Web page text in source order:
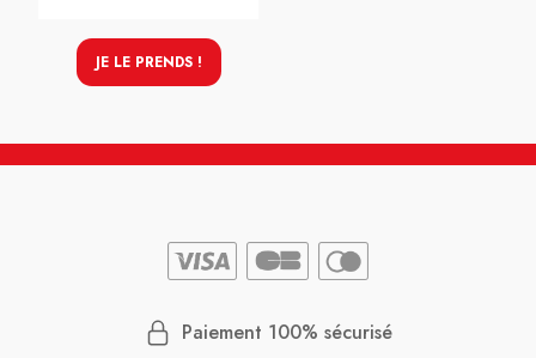
JE LE PRENDS !
Paiement 100% sécurisé